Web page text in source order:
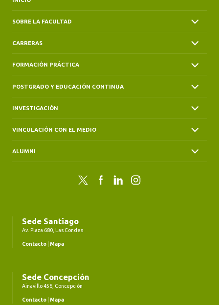
SOBRE LA FACULTAD
CARRERAS
FORMACIÓN PRÁCTICA
POSTGRADO Y EDUCACIÓN CONTINUA
INVESTIGACIÓN
VINCULACIÓN CON EL MEDIO
ALUMNI
Twitter FacebookLinkedInInstagram
Sede Santiago
Av. Plaza 680, Las Condes
Contacto Mapa
Sede Concepción
Ainavillo 456, Concepción
Contacto Mapa